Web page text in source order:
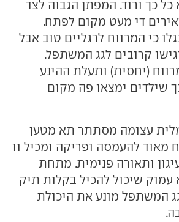
כך ורוד. המפתן הגבוה לצד
די מעט מקום לפתח.
כי המרווח לרגליים טוב אבל
קרובים לגג המשתפל.
(יחסית) ותעלת ההינע
שילדים ימצאו פה מקום
עצומה מסתתר תא מטען
מאוד להעמסה ופריקה ומכיל וו
ותאורה פנימית. מתחת
שיכול להכיל בקלות תיק
המשתפל מונע את היכולת